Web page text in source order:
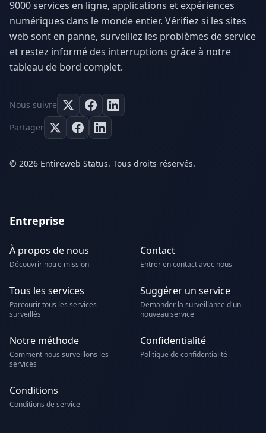
9000 services en ligne, applications et expériences
numériques dans le monde entier. Vérifiez si les sites
web sont en panne, surveillez les problèmes de service
et restez informé des interruptions grâce à notre
tableau de bord complet.
Nous suivre
Partager
© 2026 Entireweb Status. Tous droits réservés.
Entreprise
À propos de nous
Découvrir notre mission
Contact
Entrer en contact avec nous
Tous les services
Parcourir tous les services
surveillés
Suggérer un service
Demander la surveillance d'un
nouveau service
Notre méthode
Comment nous surveillons les
services
Confidentialité
Politique de confidentialité
Conditions
Conditions de service